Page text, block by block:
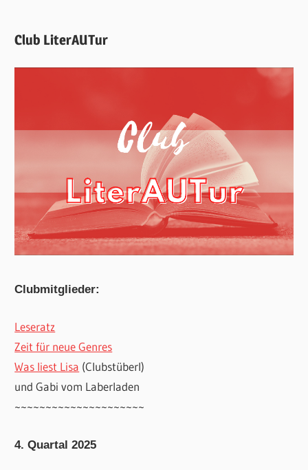
Club LiterAUTur
Clubmitglieder:
Leseratz
Zeit für neue Genres
Was liest Lisa (Clubstüberl)
und Gabi vom Laberladen
~~~~~~~~~~~~~~~~~~~~~
4. Quartal 2025